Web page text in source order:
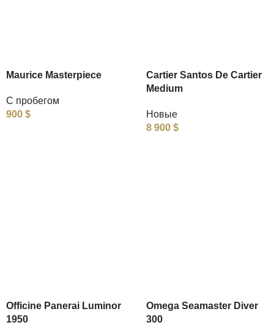
Maurice Masterpiece
С пробегом
900 $
Cartier Santos De Cartier
Medium
Новые
8 900 $
Officine Panerai Luminor
1950
Omega Seamaster Diver
300